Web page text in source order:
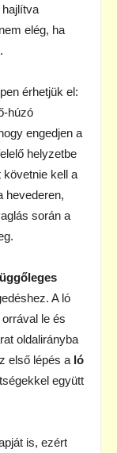
elég, ha
érhetjük el:
húzó
engedjen a
helyzetbe
kell a
hevederen,
során a
A ló
le és
oldalirányba
első lépés a ló
együtt
is, ezért